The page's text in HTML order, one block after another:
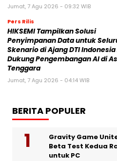
Jumat, 7 Agu 2026 - 09:32 WIB
Pers Rilis
HIKSEMI Tampilkan Solusi
Penyimpanan Data untuk
Skenario di Ajang DTI Indonesia
Dukung Pengembangan AI di
Tenggara
Jumat, 7 Agu 2026 - 04:14 WIB
BERITA POPULER
Gravity Game
Beta Test Kedua
untuk PC